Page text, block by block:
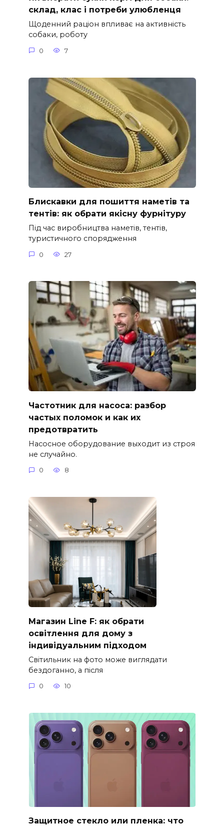
склад, клас і потреби улюбленця
Щоденний раціон впливає на активність
собаки, роботу
0 7
Блискавки для пошиття наметів та
тентів: як обрати якісну фурнітуру
Під час виробництва наметів, тентів,
туристичного спорядження
0 27
Частотник для насоса: разбор
частых поломок и как их
предотвратить
Насосное оборудование выходит из строя
не случайно.
0 8
Магазин Line F: як обрати
освітлення для дому з
індивідуальним підходом
Світильник на фото може виглядати
бездоганно, а після
0 10
Защитное стекло или пленка: что